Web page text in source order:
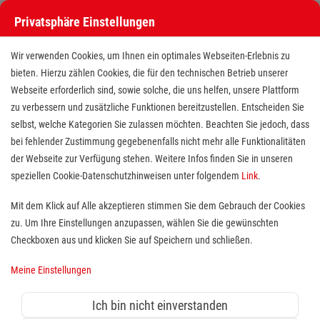
Freiwilligendienstler (BFD/FSJ)
in einer Erstaufnahmeeinrichtung
für Geflüchtete (m/w/d)
Schwerin suchen wir zum 01.09.2026 Unterstützung
Privatsphäre Einstellungen
Wir verwenden Cookies, um Ihnen ein optimales Webseiten-Erlebnis zu
bieten. Hierzu zählen Cookies, die für den technischen Betrieb unserer
Webseite erforderlich sind, sowie solche, die uns helfen, unsere Plattform
zu verbessern und zusätzliche Funktionen bereitzustellen. Entscheiden Sie
selbst, welche Kategorien Sie zulassen möchten. Beachten Sie jedoch, dass
bei fehlender Zustimmung gegebenenfalls nicht mehr alle Funktionalitäten
der Webseite zur Verfügung stehen. Weitere Infos finden Sie in unseren
speziellen Cookie-Datenschutzhinweisen unter folgendem Link.
Mit dem Klick auf Alle akzeptieren stimmen Sie dem Gebrauch der Cookies
zu. Um Ihre Einstellungen anzupassen, wählen Sie die gewünschten
Checkboxen aus und klicken Sie auf Speichern und schließen.
Meine Einstellungen
Ich bin nicht einverstanden